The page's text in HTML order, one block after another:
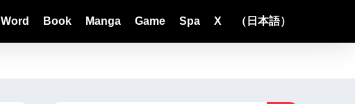
Word Book Manga Game Spa X （日本語）